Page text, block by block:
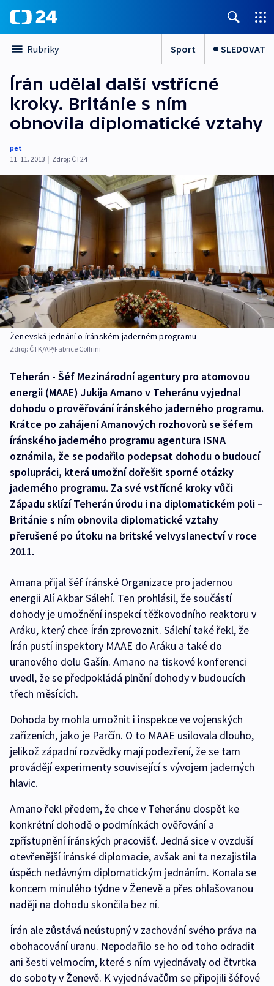
Rubriky Sport SLEDOVAT
Írán udělal další vstřícné
kroky. Británie s ním
obnovila diplomatické vztahy
pet
11. 11. 2013 | Zdroj: ČT24
Ženevská jednání o íránském jaderném programu
Zdroj: ČTK/AP/Fabrice Coffrini
Teherán - Šéf Mezinárodní agentury pro atomovou
energii (MAAE) Jukija Amano v Teheránu vyjednal
dohodu o prověřování íránského jaderného programu.
Krátce po zahájení Amanových rozhovorů se šéfem
íránského jaderného programu agentura ISNA
oznámila, že se podařilo podepsat dohodu o budoucí
spolupráci, která umožní dořešit sporné otázky
jaderného programu. Za své vstřícné kroky vůči
Západu sklízí Teherán úrodu i na diplomatickém poli –
Británie s ním obnovila diplomatické vztahy
přerušené po útoku na britské velvyslanectví v roce
2011.
Amana přijal šéf íránské Organizace pro jadernou
energii Alí Akbar Sálehí. Ten prohlásil, že součástí
dohody je umožnění inspekcí těžkovodního reaktoru v
Aráku, který chce Írán zprovoznit. Sálehí také řekl, že
Írán pustí inspektory MAAE do Aráku a také do
uranového dolu Gašín. Amano na tiskové konferenci
uvedl, že se předpokládá plnění dohody v budoucích
třech měsících.
Dohoda by mohla umožnit i inspekce ve vojenských
zařízeních, jako je Parčín. O to MAAE usilovala dlouho,
jelikož západní rozvědky mají podezření, že se tam
provádějí experimenty související s vývojem jaderných
hlavic.
Amano řekl předem, že chce v Teheránu dospět ke
konkrétní dohodě o podmínkách ověřování a
zpřístupnění íránských pracovišť. Jedná sice v ovzduší
otevřenější íránské diplomacie, avšak ani ta nezajistila
úspěch nedávným diplomatickým jednáním. Konala se
koncem minulého týdne v Ženevě a přes ohlašovanou
naději na dohodu skončila bez ní.
Írán ale zůstává neústupný v zachování svého práva na
obohacování uranu. Nepodařilo se ho od toho odradit
ani šesti velmocím, které s ním vyjednávaly od čtvrtka
do soboty v Ženevě. K vyjednávačům se připojili šéfové